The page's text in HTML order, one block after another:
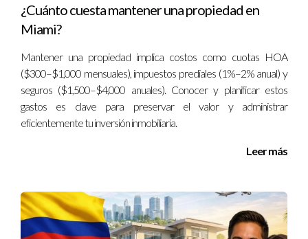
¿Debo diversificar mis inversiones entre
ambos lugares?
Diversificar puede ser una buena estrategia para
minimizar riesgos y aprovechar oportunidades únicas en
cada país.
¿Dónde puedo obtener más información
mercados.
¿Cuánto cuesta mantener una propiedad en
Miami?
Mantener una propiedad implica costos como cuotas HOA
($300–$1,000 mensuales), impuestos prediales (1%–2% anual) y
seguros ($1,500–$4,000 anuales). Conocer y planificar estos
gastos es clave para preservar el valor y administrar
eficientemente tu inversión inmobiliaria.
Leer más